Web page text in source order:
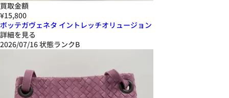
買取金額
¥15,800
ボッテガヴェネタ イントレッチオリュージョン
詳細を見る
2026/07/16状態ランクB